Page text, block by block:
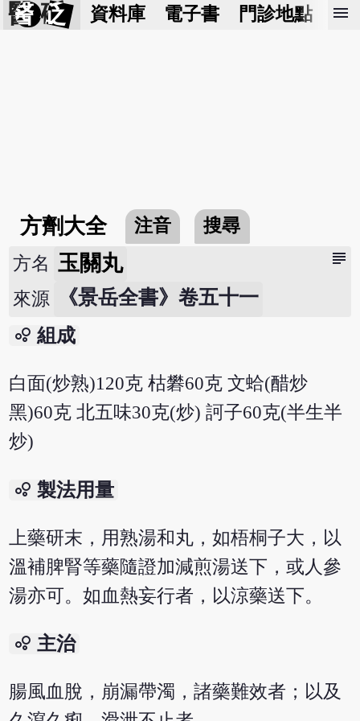
醫 砭 資料庫 電子書 門診地點 預
menu
方劑大全 注音 搜尋
subject
方名 玉關丸
來源 《景岳全書》卷五十一
bubble_chart 組成
白面(炒熟)120克 枯礬60克 文蛤(醋炒
黑)60克 北五味30克(炒) 訶子60克(半生半
炒)
bubble_chart 製法用量
上藥研末，用熟湯和丸，如梧桐子大，以
溫補脾腎等藥隨證加減煎湯送下，或人參
湯亦可。如血熱妄行者，以涼藥送下。
bubble_chart 主治
腸風血脫，崩漏帶濁，諸藥難效者；以及